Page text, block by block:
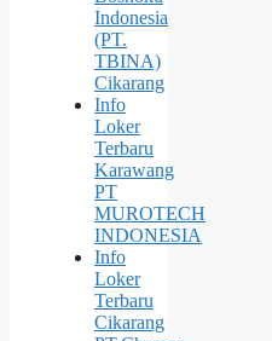
Indonesia
(PT.
TBINA)
Cikarang
Info
Loker
Terbaru
Karawang
PT
MUROTECH
INDONESIA
Info
Loker
Terbaru
Cikarang